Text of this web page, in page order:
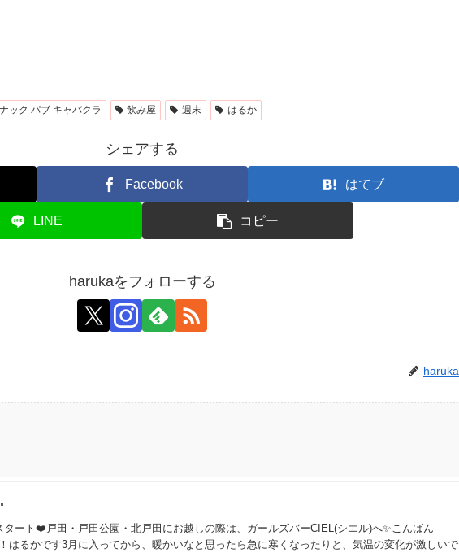
ック パブ キャバクラ 飲み屋 週末 はるか
シェアする
Facebook はてブ
LINE コピー
harukaをフォローする
haruka
タート❤️戸田・戸田公園・北戸田にお越しの際は、ガールズバーCIEL(シエル)へ✨こんばん
はるかです3月に入ってから、暖かいなと思ったら急に寒くなったりと、気温の変化が激しいで